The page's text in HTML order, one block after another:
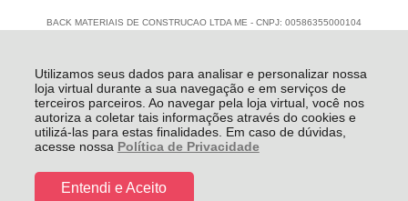
Utilizamos seus dados para analisar e personalizar nossa
loja virtual durante a sua navegação e em serviços de
terceiros parceiros. Ao navegar pela loja virtual, você nos
autoriza a coletar tais informações através do cookies e
utilizá-las para estas finalidades. Em caso de dúvidas,
acesse nossa Política de Privacidade
Entendi e Aceito
BACK MATERIAIS DE CONSTRUCAO LTDA ME - CNPJ: 00586355000104